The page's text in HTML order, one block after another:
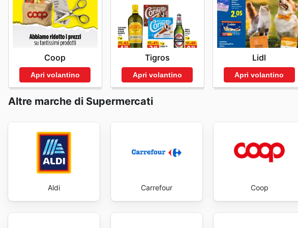
proporre offerte sempre vantaggiose sottolinea il loro impegno nel
consolidando il loro ruolo di partner fidato per la convenienza
Penny Market deals che emergono con frequenza, stimola un
Penny Market's weekly ads and enjoy exclusive savings every day.
Un Consiglio Utile per il Tuo Shopping Online
Ricorda che la disponibilità dei prodotti, le promozioni e le opzioni di
località. Per sfruttare al meglio la tua esperienza di acquisto online
ufficiale o di contattare il servizio clienti per ottenere informazioni
Coop
Apri volantino
Tigros
Apri volantino
Lidl
Apri volantino
Altre marche di Supermercati
Aldi Carrefour Coop